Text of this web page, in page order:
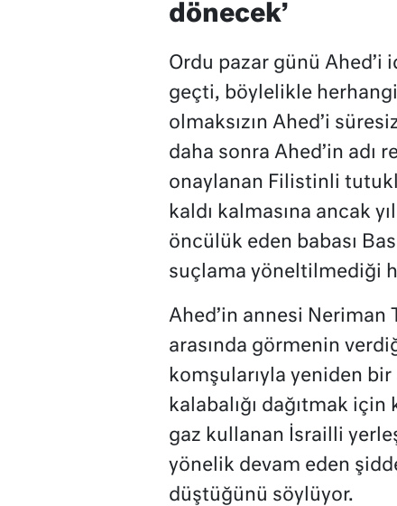
dönecek’
Ordu pazar günü Ahed’i
geçti, böylelikle
olmaksızın Ahed’i
daha sonra Ahed’in adı
onaylanan Filistinli
kaldı kalmasına ancak
öncülük eden babası
suçlama yöneltilmediği
Ahed’in annesi Neriman
arasında görmenin
komşularıyla yeniden
kalabalığı dağıtmak için
gaz kullanan İsrailli
yönelik devam eden
düştüğünü söylüyor.